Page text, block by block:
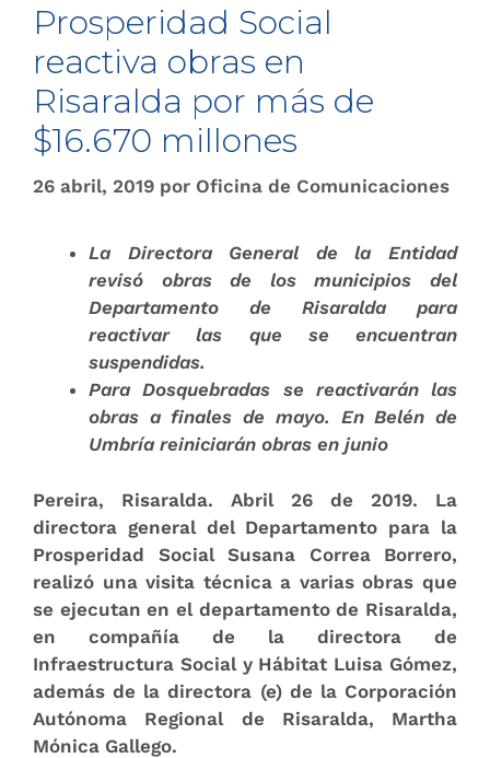
Prosperidad Social
reactiva obras en
Risaralda por más de
$16.670 millones
26 abril, 2019 por Oficina de Comunicaciones
La Directora General de la Entidad
revisó obras de los municipios del
Departamento de Risaralda para
reactivar las que se encuentran
suspendidas.
Para Dosquebradas se reactivarán las
obras a finales de mayo. En Belén de
Umbría reiniciarán obras en junio
Pereira, Risaralda. Abril 26 de 2019. La
directora general del Departamento para la
Prosperidad Social Susana Correa Borrero,
realizó una visita técnica a varias obras que
se ejecutan en el departamento de Risaralda,
en compañía de la directora de
Infraestructura Social y Hábitat Luisa Gómez,
además de la directora (e) de la Corporación
Autónoma Regional de Risaralda, Martha
Mónica Gallego.